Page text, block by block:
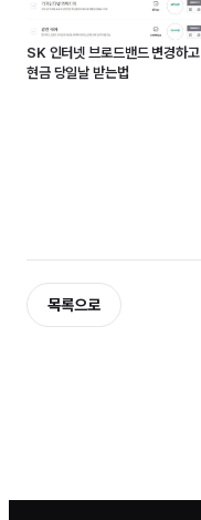
SK 인터넷 브로드밴드 변경하고
현금 당일날 받는법
목록으로